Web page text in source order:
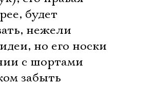
будет
нежели
но его носки
с шортами
забыть